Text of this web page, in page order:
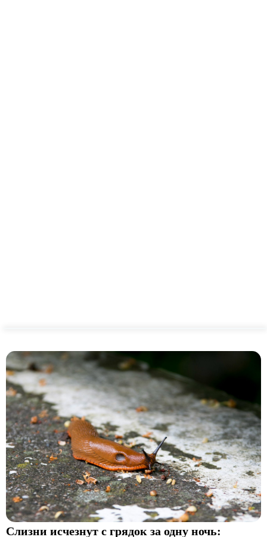
Слизни исчезнут с грядок за одну ночь: